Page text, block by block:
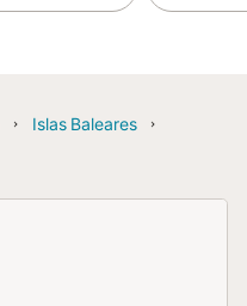
Islas Baleares